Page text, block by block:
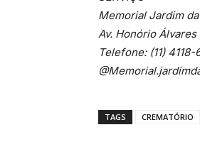
Memorial Jardim
Av. Honório Álvares
Telefone: (11) 4118-
TAGS CREMATÓRIO